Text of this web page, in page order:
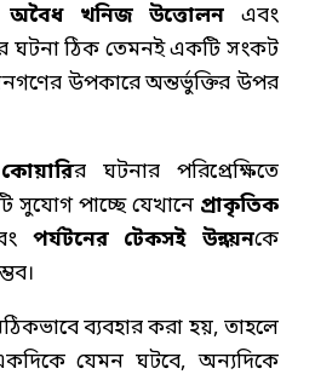
অবৈধ খনিজ উত্তোলন এবং
ঘটনা ঠিক তেমনই একটি সংকট
উপকারে অন্তর্ভুক্তির উপর
র ঘটনার পরিপ্রেক্ষিতে
সুযোগ পাচ্ছে যেখানে প্রাকৃতিক
পর্যটনের টেকসই উন্নয়নকে
ব্যবহার করা হয়, তাহলে
যেমন ঘটবে, অন্যদিকে